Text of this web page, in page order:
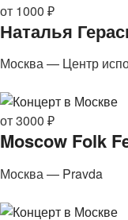
от 1000 ₽
Наталья
Москва — Центр
от 3000 ₽
Moscow Folk
Москва — Pravda